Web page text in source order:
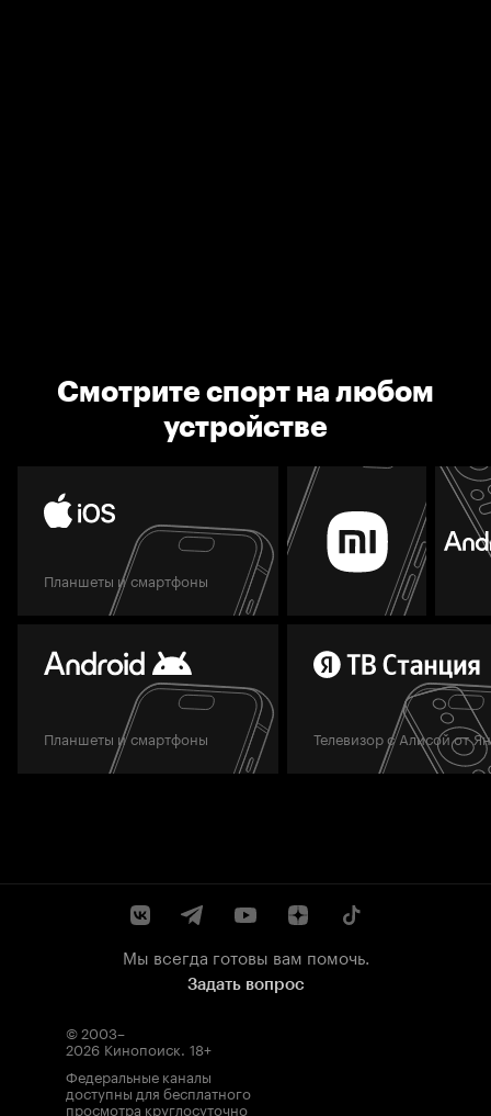
Смотрите спорт на любом
устройстве
Планшеты и смартфоны
Планшеты и смартфоны Телевизор с Алисой от
Мы всегда готовы вам помочь.
Задать вопрос
© 2003–
2026 Кинопоиск. 18+
Федеральные каналы
доступны для бесплатного
просмотра круглосуточно